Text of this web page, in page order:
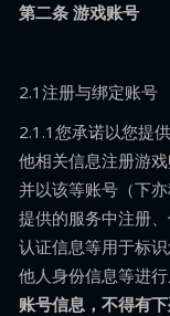
第二条 游戏账号
2.1注册与绑定账号
2.1.1您承诺以您提
他相关信息注册游
并以该等账号（下
提供的服务中注册
认证信息等用于标
他人身份信息等进行
账号信息，不得有下